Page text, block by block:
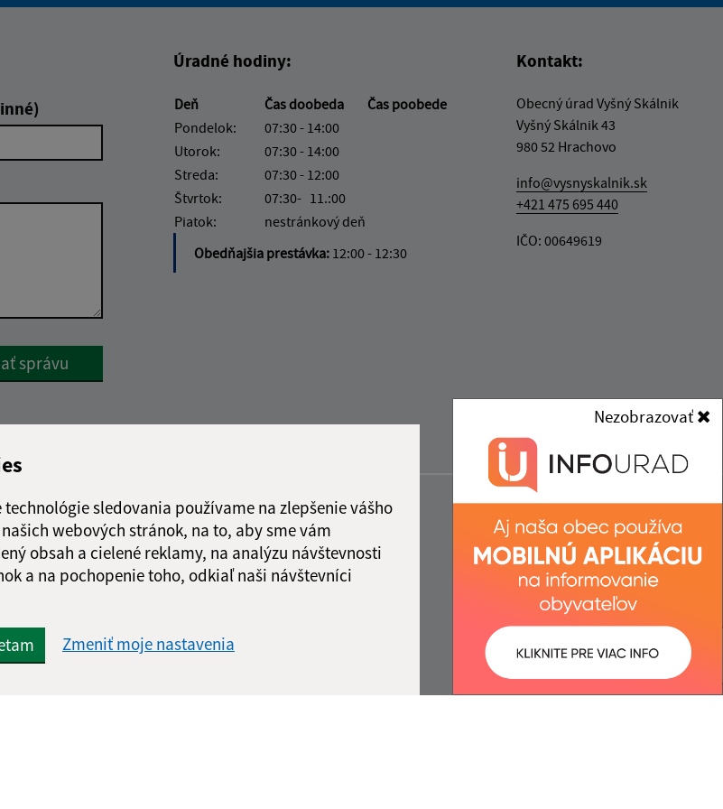
sledovania používame na zlepšenie vášho
webových stránok, na to, aby sme vám
obsah a cielené reklamy, na analýzu návštevnosti
a na pochopenie toho, odkiaľ naši návštevníci
Zmeniť moje nastavenia
Nezobrazovať
Response
správu
Úradné hodiny:
Deň Čas doobeda
Čas poobede
Pondelok:
07:30 - 14:00
Utorok:
07:30 - 14:00
Streda:
07:30 - 12:00
Štvrtok:
07:30- 11.:00
Piatok:
nestránkový deň
Obedňajšia prestávka: 12:00 - 12:30
Kontakt:
Obecný úrad Vyšný Skálnik
Vyšný Skálnik 43
980 52 Hrachovo
info@vysnyskalnik.sk
+421 475 695 440
IČO: 00649619